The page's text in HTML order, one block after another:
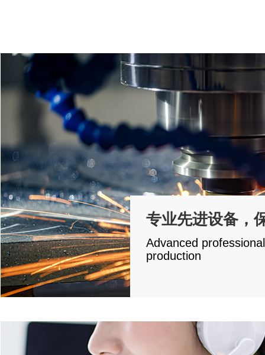
专业先进设备
Advanced
production